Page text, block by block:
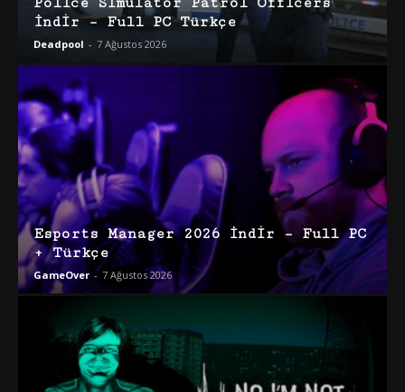
İndir – Full PC Türkçe
Deadpool - 7 Ağustos 2026
Esports Manager 2026 İndir – Full PC
+ Türkçe
GameOver - 7 Ağustos 2026